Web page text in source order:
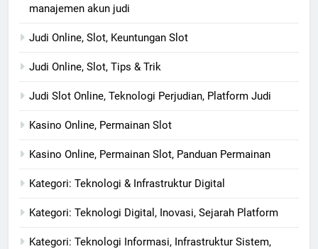
manajemen akun judi
Judi Online, Slot, Keuntungan Slot
Judi Online, Slot, Tips & Trik
Judi Slot Online, Teknologi Perjudian, Platform Judi
Kasino Online, Permainan Slot
Kasino Online, Permainan Slot, Panduan Permainan
Kategori: Teknologi & Infrastruktur Digital
Kategori: Teknologi Digital, Inovasi, Sejarah Platform
Kategori: Teknologi Informasi, Infrastruktur Sistem,